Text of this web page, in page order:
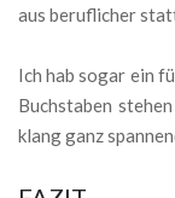
aus beruflicher
Ich hab sogar ein
Buchstaben
klang ganz